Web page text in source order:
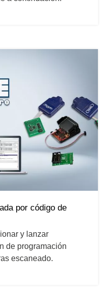
por código de
y lanzar
de programación
escaneado.